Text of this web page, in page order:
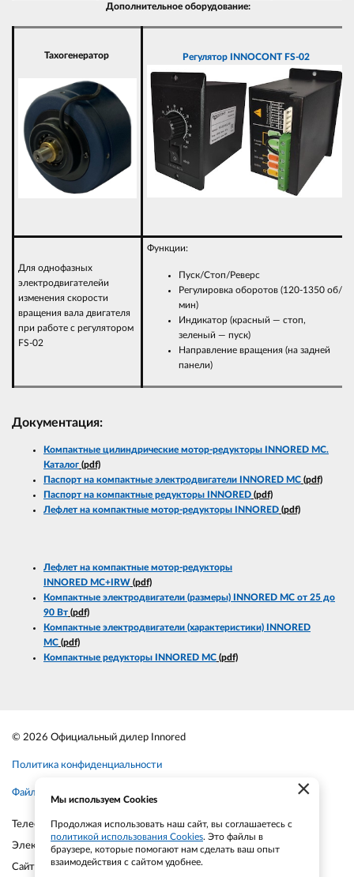
Дополнительное оборудование:
Тахогенератор Регулятор INNOCONT FS-02
Для однофазных
электродвигателейи
изменения скорости
вращения вала двигателя
при работе с регулятором
FS-02
Функции:
Пуск/Стоп/Реверс
Регулировка оборотов (120-1350 об/
мин)
Индикатор (красный — стоп,
зеленый — пуск)
Направление вращения (на задней
панели)
Документация:
Компактные цилиндрические мотор-редукторы INNORED MC.
Каталог (pdf)
Паспорт на компактные электродвигатели INNORED MC (pdf)
Паспорт на компактные редукторы INNORED (pdf)
Лефлет на компактные мотор-редукторы INNORED (pdf)
Лефлет на компактные мотор-редукторы
INNORED MC+IRW (pdf)
Компактные электродвигатели (размеры) INNORED MC от 25 до
90 Вт (pdf)
Компактные электродвигатели (характеристики) INNORED
MC (pdf)
Компактные редукторы INNORED MC (pdf)
© 2026 Официальный дилер Innored
Политика конфиденциальности
Файлы cookie
Телефон:+7-903-935-6690
Электронная почта: smt21@bk.ru
Сайт: smt21.ru
×
Мы используем Cookies
Продолжая использовать наш сайт, вы соглашаетесь с
политикой использования Cookies. Это файлы в
браузере, которые помогают нам сделать ваш опыт
взаимодействия с сайтом удобнее.